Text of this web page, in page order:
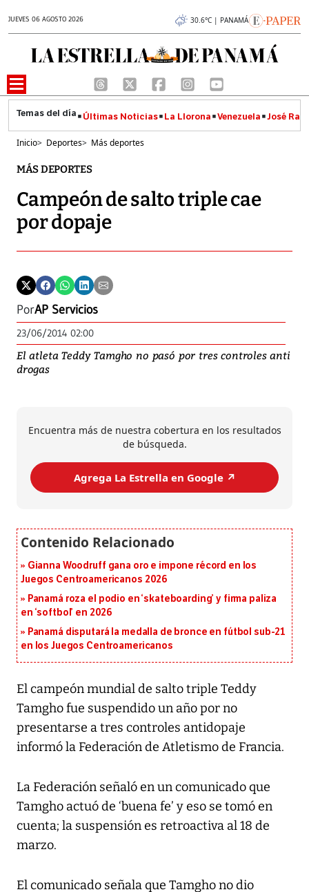
JUEVES 06 AGOSTO 2026 30.6°C | PANAMÁ
Últimas Noticias La Llorona Venezuela José
Inicio> Deportes> Más deportes
MÁS DEPORTES
Campeón de salto triple cae
por dopaje
PorAP Servicios
23/06/2014 02:00
El atleta Teddy Tamgho no pasó por tres controles anti
drogas
Encuentra más de nuestra cobertura en los resultados
de búsqueda.
Agrega La Estrella en Google ↗️
Gianna Woodruff gana oro e impone récord en los
Juegos Centroamericanos 2026
Panamá roza el podio en ‘skateboarding’ y firma paliza
en ‘softbol’ en 2026
Panamá disputará la medalla de bronce en fútbol sub-21
en los Juegos Centroamericanos
El campeón mundial de salto triple Teddy
Tamgho fue suspendido un año por no
presentarse a tres controles antidopaje
informó la Federación de Atletismo de Francia.
La Federación señaló en un comunicado que
Tamgho actuó de ‘buena fe’ y eso se tomó en
cuenta; la suspensión es retroactiva al 18 de
marzo.
El comunicado señala que Tamgho no dio